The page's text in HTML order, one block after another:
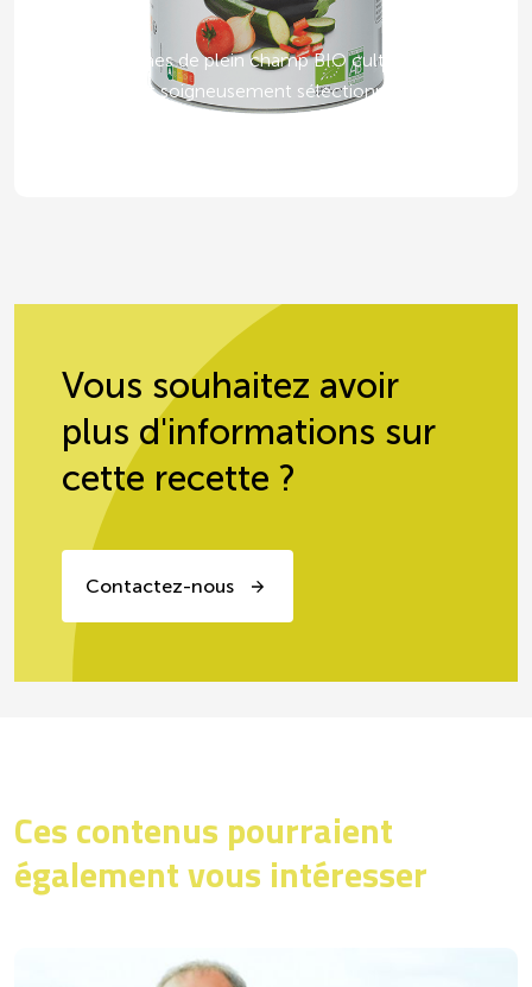
Des légumes de plein champ BIO cultivés en
Espagne et soigneusement sélectionnés par
Vous souhaitez avoir
plus d'informations sur
cette recette ?
Contactez-nous
Ces contenus pourraient
également vous intéresser